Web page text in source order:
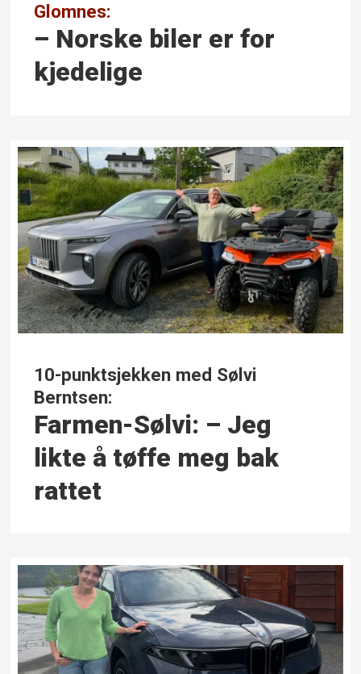
Glomnes:
– Norske biler er for
kjedelige
10-punktsjekken med Sølvi
Berntsen:
Farmen-Sølvi: – Jeg
likte å tøffe meg bak
rattet